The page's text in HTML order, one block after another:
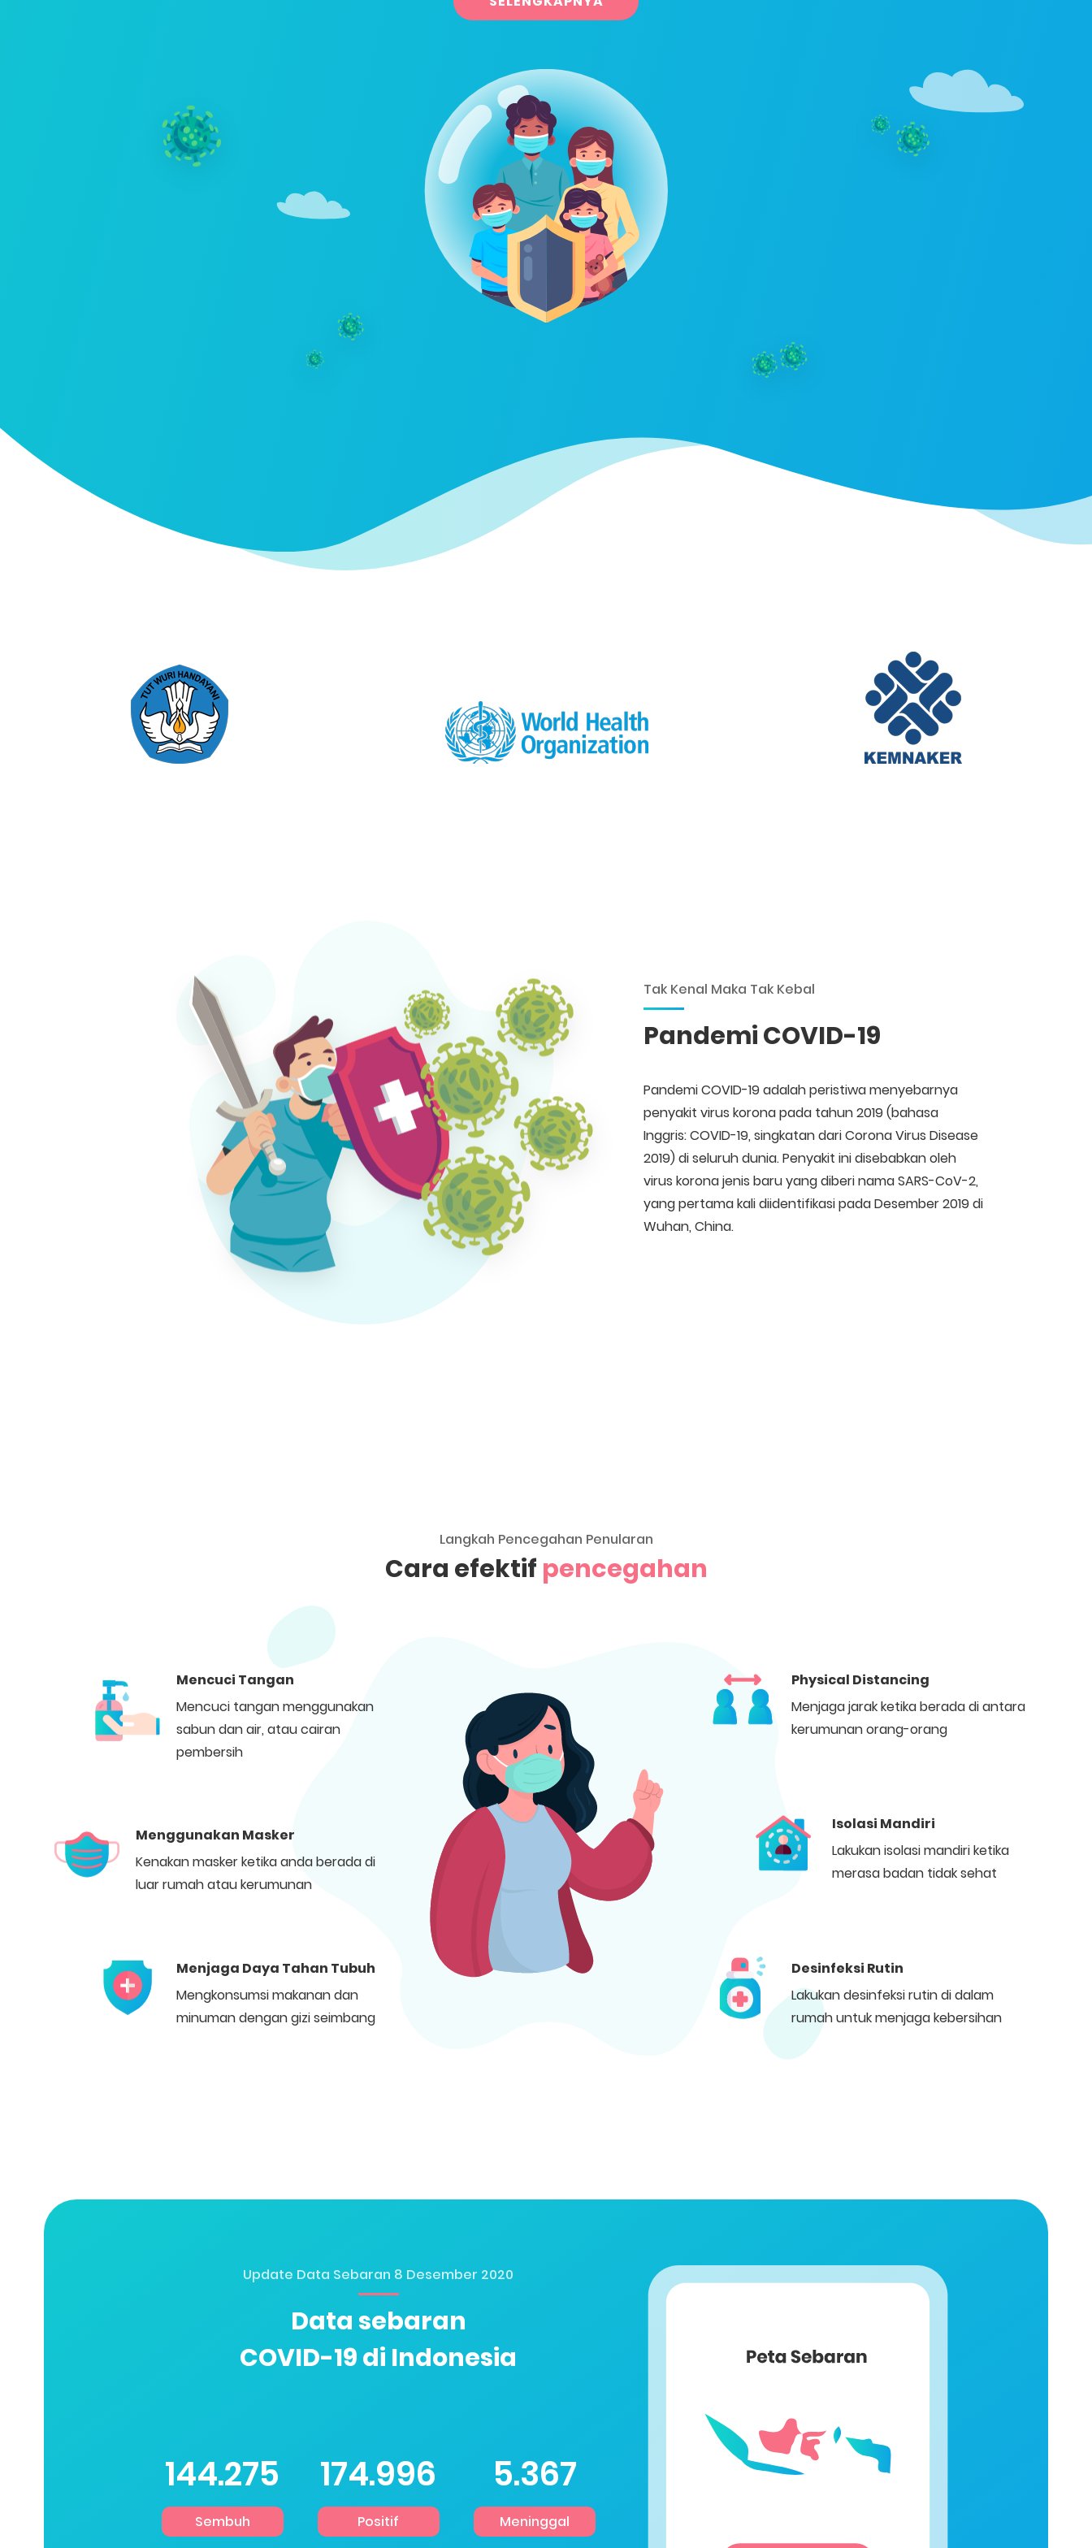
Tak Kenal Maka Tak Kebal
Pandemi COVID-19
Pandemi COVID-19 adalah peristiwa menyebarnya
penyakit virus korona pada tahun 2019 (bahasa
Inggris: COVID-19, singkatan dari Corona Virus Disease
2019) di seluruh dunia. Penyakit ini disebabkan oleh
virus korona jenis baru yang diberi nama SARS-CoV-2,
yang pertama kali diidentifikasi pada Desember 2019 di
Wuhan, China.
Langkah Pencegahan Penularan
Cara efektif pencegahan
Mencuci Tangan
Mencuci tangan menggunakan
sabun dan air, atau cairan
pembersih
Menggunakan Masker
Kenakan masker ketika anda berada di
luar rumah atau kerumunan
Menjaga Daya Tahan Tubuh
Mengkonsumsi makanan dan
minuman dengan gizi seimbang
Physical Distancing
Menjaga jarak ketika berada di antara
kerumunan orang-orang
Isolasi Mandiri
Lakukan isolasi mandiri ketika
merasa badan tidak sehat
Desinfeksi Rutin
Lakukan desinfeksi rutin di dalam
rumah untuk menjaga kebersihan
Update Data Sebaran 8 Desember 2020
Data sebaran
COVID-19 di Indonesia
266.310
Sembuh
323.115
Positif
9.910
Meninggal